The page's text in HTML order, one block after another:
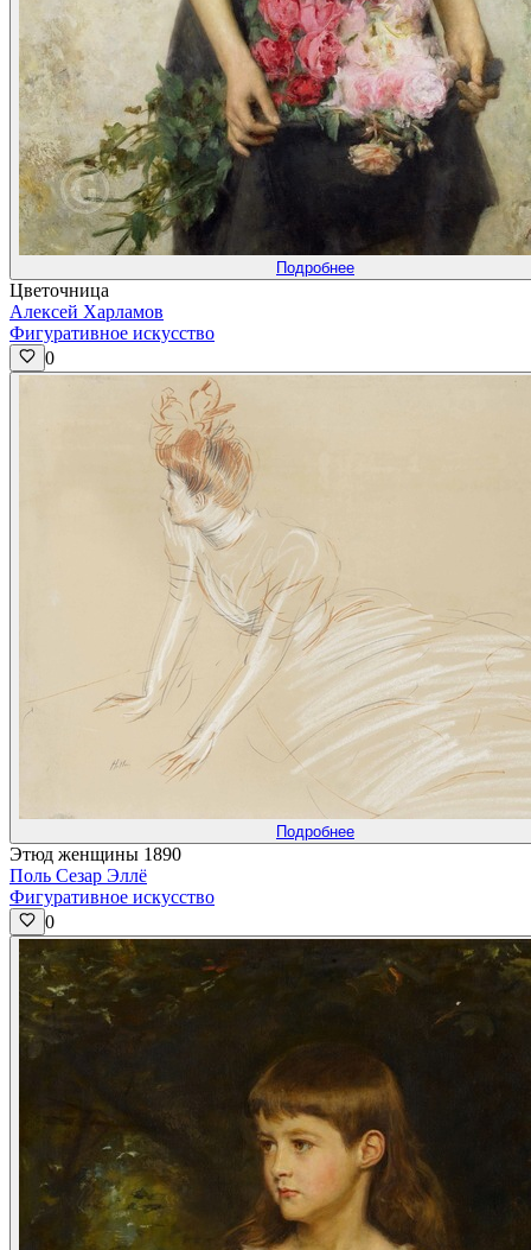
Подробнее
Цветочница
Алексей Харламов
Фигуративное искусство
0
Подробнее
Этюд женщины 1890
Поль Сезар Эллё
Фигуративное искусство
0